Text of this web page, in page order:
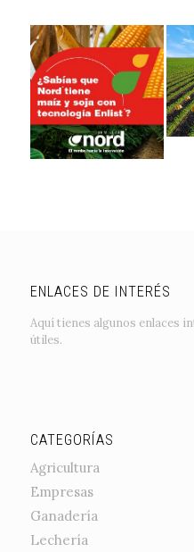
ENLACES DE INTERÉS
Aquí tienes algunos enlaces
útiles.
CATEGORÍAS
Agricultura
Empresas
Ganadería
Lechería